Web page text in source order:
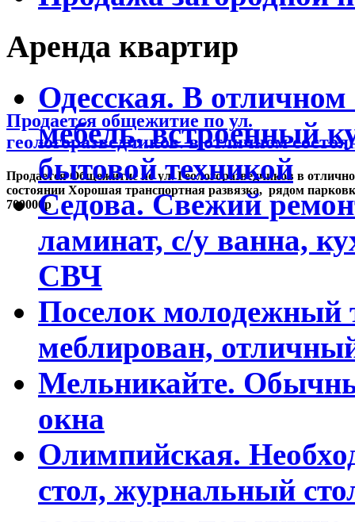
Продается общежитие по ул.
геологоразведчиков. в отличном
Продается Общежитие по ул. Геологоразведчиков в
состоянии Хорошая транспортная развязка, рядом
700000р
Аренда квартир
Одесская. В отличном
мебель, встроенный
бытовой техникой
Седова. Свежий
ламинат, с/у ванна,
СВЧ
Поселок молодежный
меблирован,
Мельникайте.
окна
Олимпийская.
стол, журнальный